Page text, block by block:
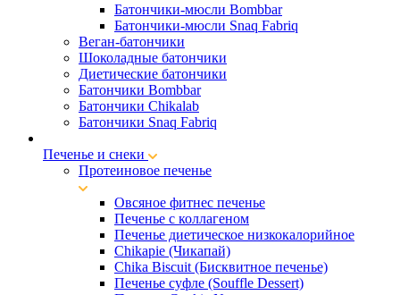
Батончики-мюсли Bombbar
Батончики-мюсли Snaq Fabriq
Веган-батончики
Шоколадные батончики
Диетические батончики
Батончики Bombbar
Батончики Chikalab
Батончики Snaq Fabriq
Печенье и снеки
Протеиновое печенье
Овсяное фитнес печенье
Печенье с коллагеном
Печенье диетическое низкокалорийное
Chikapie (Чикапай)
Chika Biscuit (Бисквитное печенье)
Печенье суфле (Souffle Dessert)